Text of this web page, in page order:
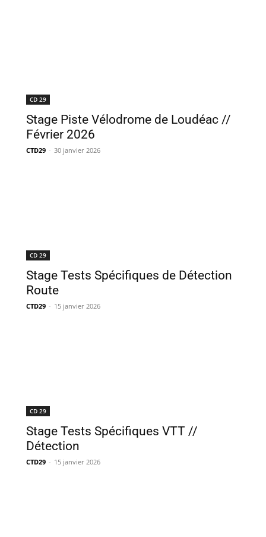
CD 29
Stage Piste Vélodrome de Loudéac //
Février 2026
CTD29 - 30 janvier 2026
CD 29
Stage Tests Spécifiques de Détection
Route
CTD29 - 15 janvier 2026
CD 29
Stage Tests Spécifiques VTT //
Détection
CTD29 - 15 janvier 2026